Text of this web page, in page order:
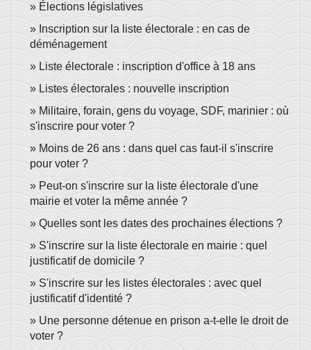
Élections législatives
Inscription sur la liste électorale : en cas de
déménagement
Liste électorale : inscription d'office à 18 ans
Listes électorales : nouvelle inscription
Militaire, forain, gens du voyage, SDF, marinier : où
s'inscrire pour voter ?
Moins de 26 ans : dans quel cas faut-il s'inscrire
pour voter ?
Peut-on s'inscrire sur la liste électorale d'une
mairie et voter la même année ?
Quelles sont les dates des prochaines élections ?
S'inscrire sur la liste électorale en mairie : quel
justificatif de domicile ?
S'inscrire sur les listes électorales : avec quel
justificatif d'identité ?
Une personne détenue en prison a-t-elle le droit de
voter ?